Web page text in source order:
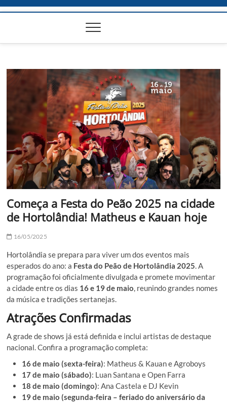
Começa a Festa do Peão 2025 na cidade
de Hortolândia! Matheus e Kauan hoje
16/05/2025
Hortolândia se prepara para viver um dos eventos mais
esperados do ano: a Festa do Peão de Hortolândia 2025. A
programação foi oficialmente divulgada e promete movimentar
a cidade entre os dias 16 e 19 de maio, reunindo grandes nomes
da música e tradições sertanejas.
Atrações Confirmadas
A grade de shows já está definida e inclui artistas de destaque
nacional. Confira a programação completa:
16 de maio (sexta-feira): Matheus & Kauan e Agroboys
17 de maio (sábado): Luan Santana e Open Farra
18 de maio (domingo): Ana Castela e DJ Kevin
19 de maio (segunda-feira – feriado do aniversário da